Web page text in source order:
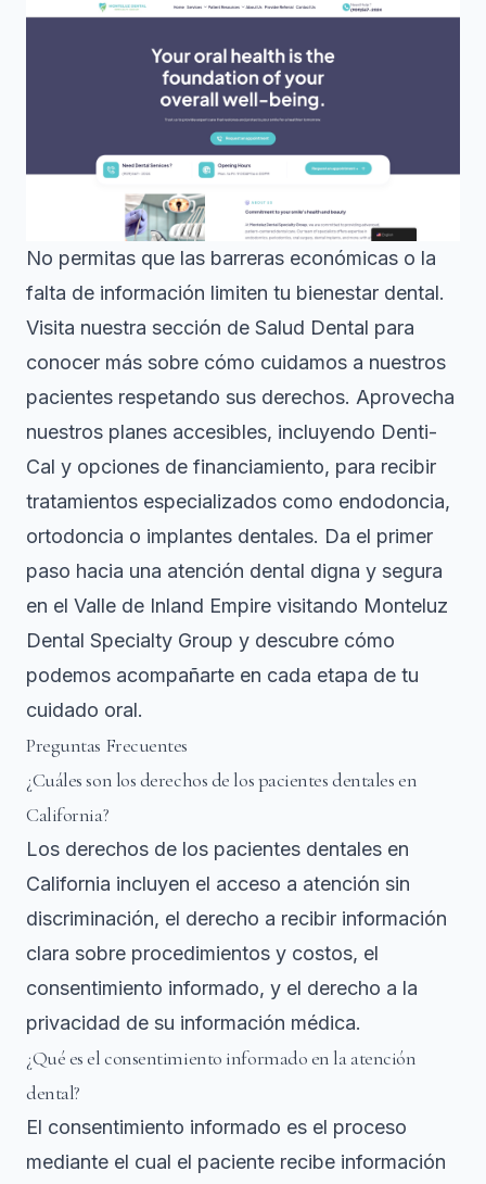
No permitas que las barreras económicas o la
falta de información limiten tu bienestar dental.
Visita nuestra sección de Salud Dental para
conocer más sobre cómo cuidamos a nuestros
pacientes respetando sus derechos. Aprovecha
nuestros planes accesibles, incluyendo Denti-
Cal y opciones de financiamiento, para recibir
tratamientos especializados como endodoncia,
ortodoncia o implantes dentales. Da el primer
paso hacia una atención dental digna y segura
en el Valle de Inland Empire visitando Monteluz
Dental Specialty Group y descubre cómo
podemos acompañarte en cada etapa de tu
cuidado oral.
Preguntas Frecuentes
¿Cuáles son los derechos de los pacientes dentales en
California?
Los derechos de los pacientes dentales en
California incluyen el acceso a atención sin
discriminación, el derecho a recibir información
clara sobre procedimientos y costos, el
consentimiento informado, y el derecho a la
privacidad de su información médica.
¿Qué es el consentimiento informado en la atención
dental?
El consentimiento informado es el proceso
mediante el cual el paciente recibe información